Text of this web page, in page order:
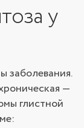
у
заболевания.
—
глистной